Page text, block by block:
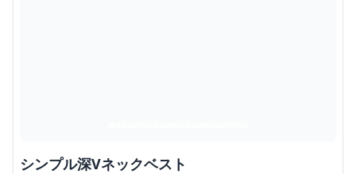
シンプル深Vネックベスト